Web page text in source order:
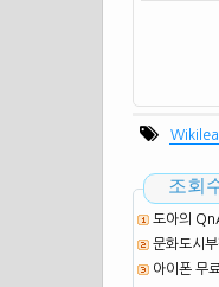
조회
도아의
문화도시
아이폰 무